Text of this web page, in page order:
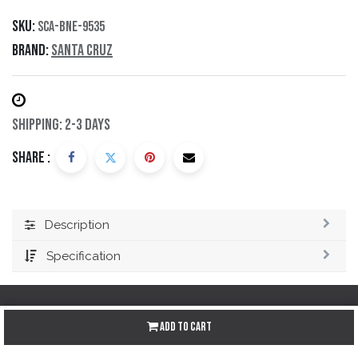
Add to Cart
SKU:SCA-BNE-9535
Brand:Santa Cruz
Shipping: 2-3 Days
Share :
Description
Specification
Redes sociales